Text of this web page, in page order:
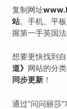
复制网址
站。手机、平
握第一手英国法
想要更快找到
道》 网站的分
同步更新！
通过“问问丽莎